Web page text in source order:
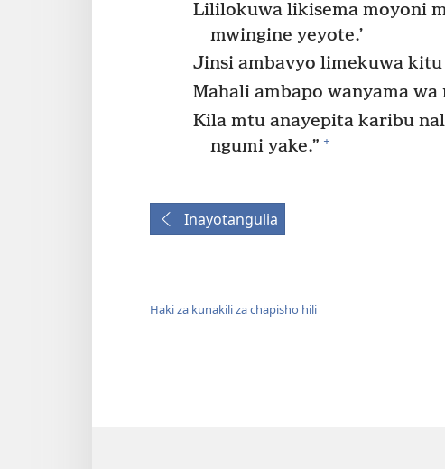
Lililokuwa likisema moyoni
mwingine yeyote.’
Jinsi ambavyo limekuwa
Mahali ambapo wanyama
Kila mtu anayepita karibu
ngumi yake.” +
Inayotangulia
Haki za kunakili za chapisho hili